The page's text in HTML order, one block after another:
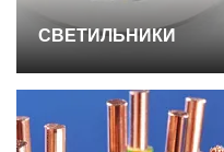
СВЕТИЛЬНИКИ